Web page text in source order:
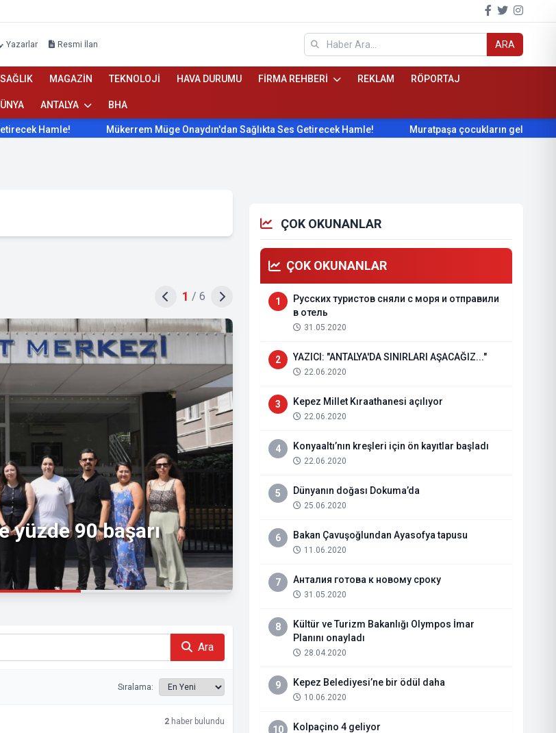
Yazarlar Resmi İlan ARA
SAĞLIK MAGAZİN TEKNOLOJİ HAVA DURUMU FİRMA REHBERİ REKLAM RÖPORTAJ
ANTALYA BHA
Mükerrem Müge Onaydın'dan Sağlıkta Ses Getirecek Hamle! Muratpaşa çocukların gelişimini
1 / 6
yüzde 90 başarı Açık Öğretim Lisesi sınavı
Ara
Sıralama:
2 haber bulundu
ÇOK OKUNANLAR
ÇOK OKUNANLAR
1
Русских туристов сняли с моря и отправили
в отель
31.05.2020
2 YAZICI: "ANTALYA'DA SINIRLARI AŞACAĞIZ..."
22.06.2020
3 Kepez Millet Kıraathanesi açılıyor
22.06.2020
4 Konyaaltı’nın kreşleri için ön kayıtlar başladı
22.06.2020
5 Dünyanın doğası Dokuma’da
25.06.2020
6 Bakan Çavuşoğlundan Ayasofya tapusu
11.06.2020
7 Анталия готова к новому сроку
31.05.2020
8
Kültür ve Turizm Bakanlığı Olympos İmar
Planını onayladı
28.04.2020
9 Kepez Belediyesi’ne bir ödül daha
10.06.2020
10 Kolpaçino 4 geliyor